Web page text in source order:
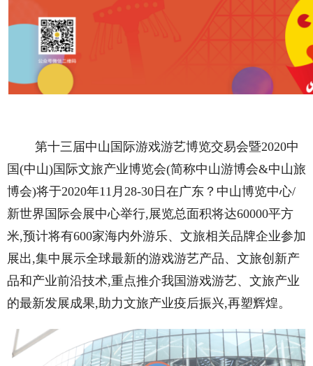
第十三届中山国际游戏游艺博览交易会暨2020中
国(中山)国际文旅产业博览会(简称中山游博会&中山旅
博会)将于2020年11月28-30日在广东？中山博览中心/
新世界国际会展中心举行,展览总面积将达60000平方
米,预计将有600家海内外游乐、文旅相关品牌企业参加
展出,集中展示全球最新的游戏游艺产品、文旅创新产
品和产业前沿技术,重点推介我国游戏游艺、文旅产业
的最新发展成果,助力文旅产业疫后振兴,再塑辉煌。